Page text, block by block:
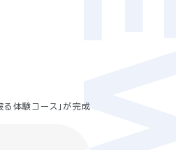
体験コース」が完成